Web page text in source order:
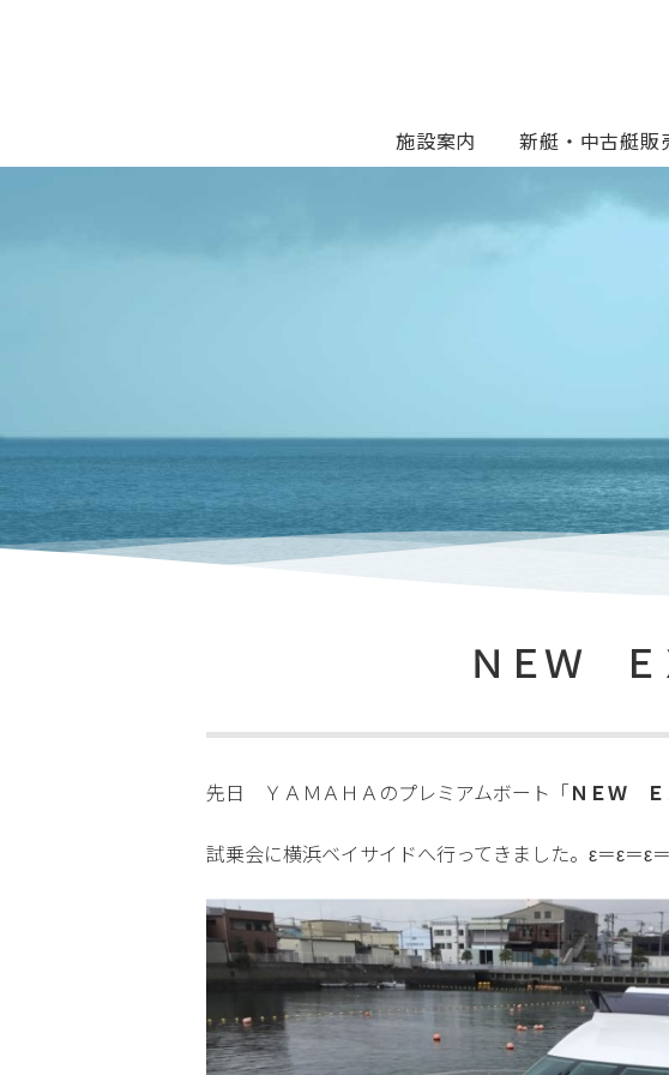
施設案内 新艇・中古艇販
ＮＥＷ
先日 ＹＡＭＡＨＡのプレミアムボート「ＮＥＷ Ｅ
試乗会に横浜ベイサイドへ行ってきました。ε＝ε＝ε